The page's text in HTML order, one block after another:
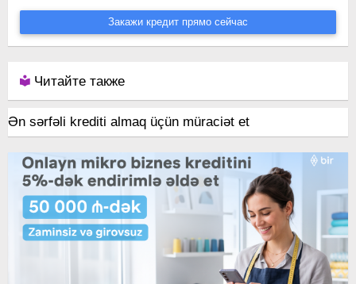
Закажи кредит прямо сейчас
Читайте также
Ən sərfəli krediti almaq üçün müraciət et